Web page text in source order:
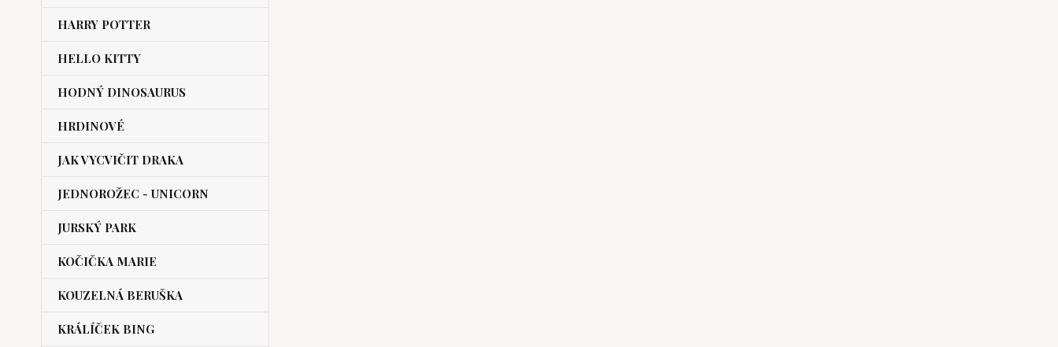
HARRY POTTER
HELLO KITTY
HODNÝ DINOSAURUS
HRDINOVÉ
JAK VYCVIČIT DRAKA
JEDNOROŽEC - UNICORN
JURSKÝ PARK
KOČIČKA MARIE
KOUZELNÁ BERUŠKA
KRÁLÍČEK BING